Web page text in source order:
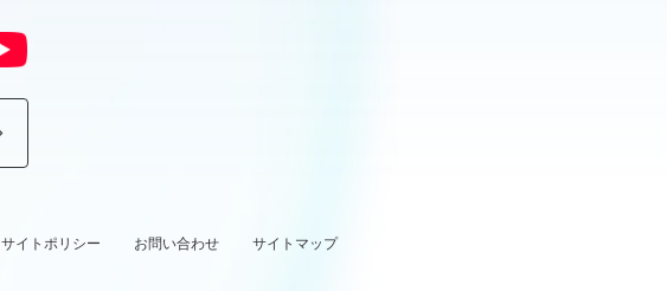
サイトポリシー お問い合わせ サイトマップ